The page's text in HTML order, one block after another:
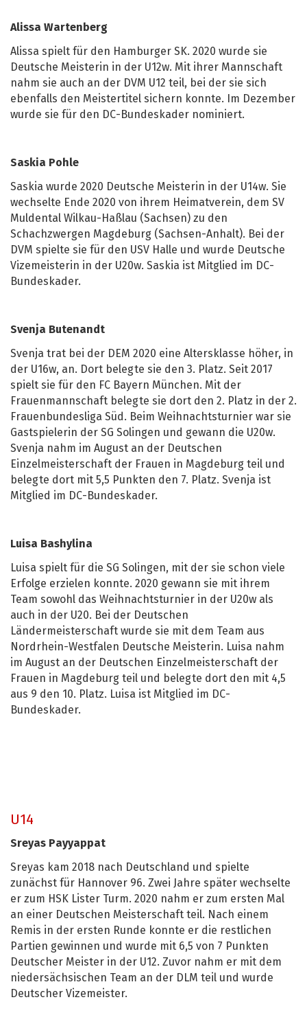
Alissa Wartenberg
Alissa spielt für den Hamburger SK. 2020 wurde sie
Deutsche Meisterin in der U12w. Mit ihrer Mannschaft
nahm sie auch an der DVM U12 teil, bei der sie sich
ebenfalls den Meistertitel sichern konnte. Im Dezember
wurde sie für den DC-Bundeskader nominiert.
Saskia Pohle
Saskia wurde 2020 Deutsche Meisterin in der U14w. Sie
wechselte Ende 2020 von ihrem Heimatverein, dem SV
Muldental Wilkau-Haßlau (Sachsen) zu den
Schachzwergen Magdeburg (Sachsen-Anhalt). Bei der
DVM spielte sie für den USV Halle und wurde Deutsche
Vizemeisterin in der U20w. Saskia ist Mitglied im DC-
Bundeskader.
Svenja Butenandt
Svenja trat bei der DEM 2020 eine Altersklasse höher, in
der U16w, an. Dort belegte sie den 3. Platz. Seit 2017
spielt sie für den FC Bayern München. Mit der
Frauenmannschaft belegte sie dort den 2. Platz in der 2.
Frauenbundesliga Süd. Beim Weihnachtsturnier war sie
Gastspielerin der SG Solingen und gewann die U20w.
Svenja nahm im August an der Deutschen
Einzelmeisterschaft der Frauen in Magdeburg teil und
belegte dort mit 5,5 Punkten den 7. Platz. Svenja ist
Mitglied im DC-Bundeskader.
Luisa Bashylina
Luisa spielt für die SG Solingen, mit der sie schon viele
Erfolge erzielen konnte. 2020 gewann sie mit ihrem
Team sowohl das Weihnachtsturnier in der U20w als
auch in der U20. Bei der Deutschen
Ländermeisterschaft wurde sie mit dem Team aus
Nordrhein-Westfalen Deutsche Meisterin. Luisa nahm
im August an der Deutschen Einzelmeisterschaft der
Frauen in Magdeburg teil und belegte dort den mit 4,5
aus 9 den 10. Platz. Luisa ist Mitglied im DC-
Bundeskader.
U14
Sreyas Payyappat
Sreyas kam 2018 nach Deutschland und spielte
zunächst für Hannover 96. Zwei Jahre später wechselte
er zum HSK Lister Turm. 2020 nahm er zum ersten Mal
an einer Deutschen Meisterschaft teil. Nach einem
Remis in der ersten Runde konnte er die restlichen
Partien gewinnen und wurde mit 6,5 von 7 Punkten
Deutscher Meister in der U12. Zuvor nahm er mit dem
niedersächsischen Team an der DLM teil und wurde
Deutscher Vizemeister.